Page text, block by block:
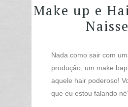
Make up e
Nada como sair com
produção, um make
aquele hair poderoso!
que eu estou falando